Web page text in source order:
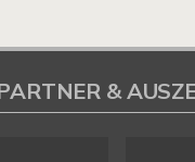
&